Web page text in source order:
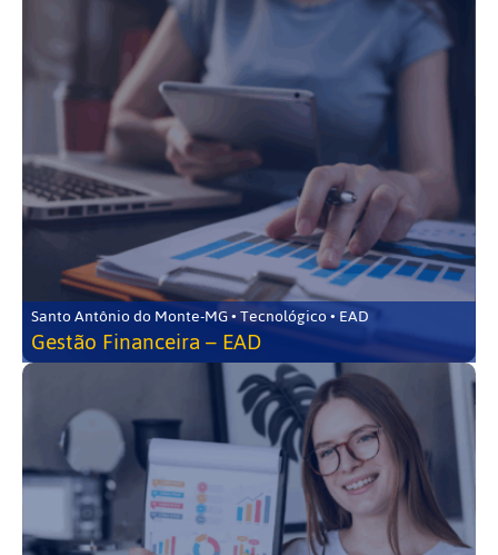
Santo Antônio do Monte-MG • Tecnológico • EAD
Gestão Financeira – EAD